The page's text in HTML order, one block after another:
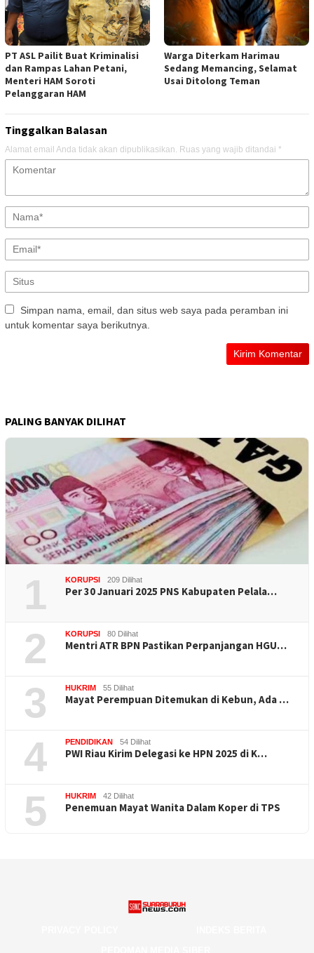
PT ASL Pailit Buat Kriminalisi
dan Rampas Lahan Petani,
Menteri HAM Soroti
Pelanggaran HAM
Warga Diterkam Harimau
Sedang Memancing, Selamat
Usai Ditolong Teman
Tinggalkan Balasan
Alamat email Anda tidak akan dipublikasikan. Ruas yang wajib ditandai *
Simpan nama, email, dan situs web saya pada peramban ini
untuk komentar saya berikutnya.
PALING BANYAK DILIHAT
1 KORUPSI 209 Dilihat
Per 30 Januari 2025 PNS Kabupaten Pelala…
2 KORUPSI 80 Dilihat
Mentri ATR BPN Pastikan Perpanjangan HGU…
3 HUKRIM 55 Dilihat
Mayat Perempuan Ditemukan di Kebun, Ada …
4 PENDIDIKAN 54 Dilihat
PWI Riau Kirim Delegasi ke HPN 2025 di K…
5 HUKRIM 42 Dilihat
Penemuan Mayat Wanita Dalam Koper di TPS